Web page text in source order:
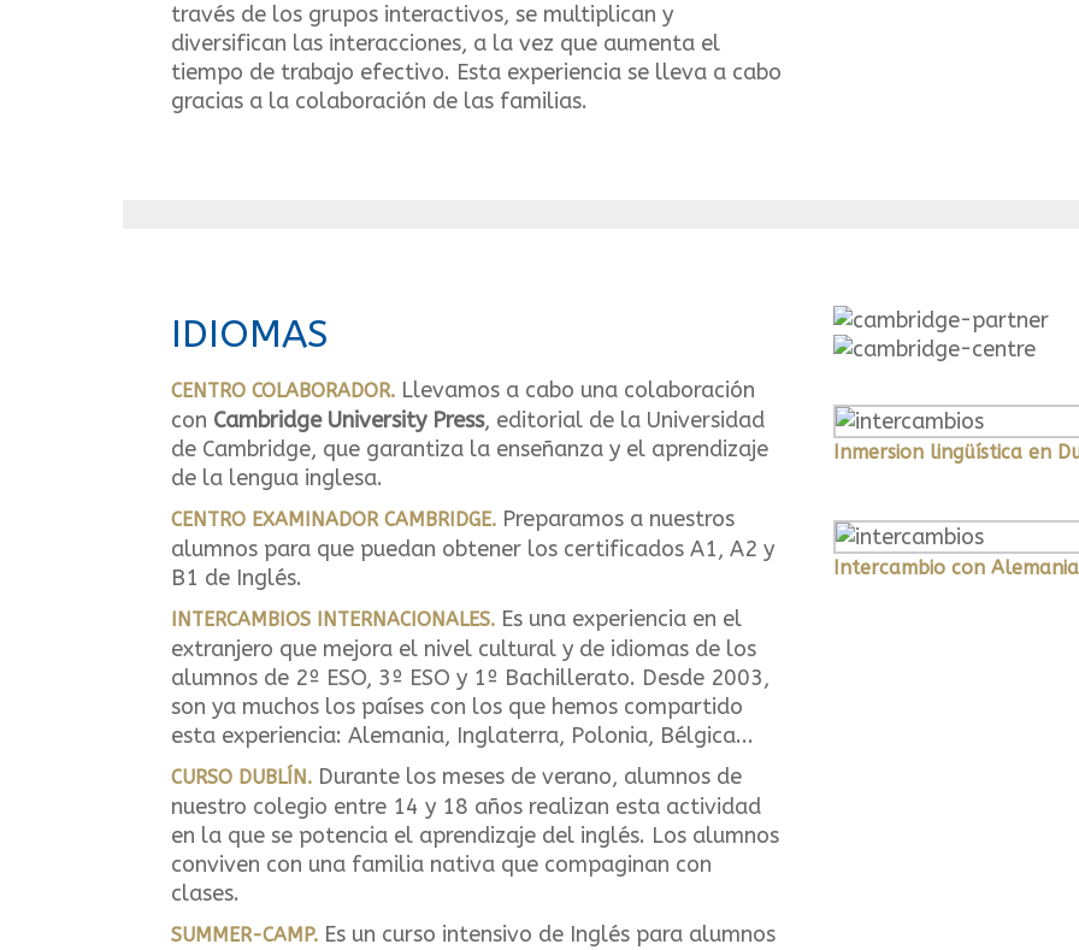
través de los grupos interactivos, se multiplican y
diversifican las interacciones, a la vez que aumenta el
tiempo de trabajo efectivo. Esta experiencia se lleva a cabo
gracias a la colaboración de las familias.
IDIOMAS
CENTRO COLABORADOR. Llevamos a cabo una colaboración
con Cambridge University Press, editorial de la Universidad
de Cambridge, que garantiza la enseñanza y el aprendizaje
de la lengua inglesa.
CENTRO EXAMINADOR CAMBRIDGE. Preparamos a nuestros
alumnos para que puedan obtener los certificados A1, A2 y
B1 de Inglés.
INTERCAMBIOS INTERNACIONALES. Es una experiencia en el
extranjero que mejora el nivel cultural y de idiomas de los
alumnos de 2º ESO, 3º ESO y 1º Bachillerato. Desde 2003,
son ya muchos los países con los que hemos compartido
esta experiencia: Alemania, Inglaterra, Polonia, Bélgica...
CURSO DUBLÍN. Durante los meses de verano, alumnos de
nuestro colegio entre 14 y 18 años realizan esta actividad
en la que se potencia el aprendizaje del inglés. Los alumnos
conviven con una familia nativa que compaginan con
clases.
SUMMER-CAMP. Es un curso intensivo de Inglés para alumnos
Inmersion lingüística en
Intercambio con Alemania